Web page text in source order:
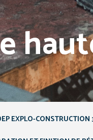
EXPLO-CONSTRUCTION